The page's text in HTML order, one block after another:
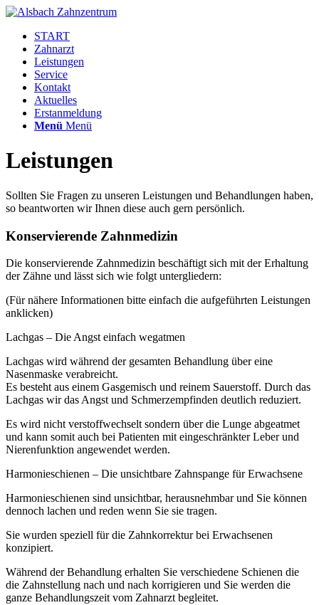
START
Zahnarzt
Leistungen
Service
Kontakt
Aktuelles
Erstanmeldung
Menü Menü
Leistungen
Sollten Sie Fragen zu unseren Leistungen und Behandlungen haben,
so beantworten wir Ihnen diese auch gern persönlich.
Konservierende Zahnmedizin
Die konservierende Zahnmedizin beschäftigt sich mit der Erhaltung
der Zähne und lässt sich wie folgt untergliedern:
(Für nähere Informationen bitte einfach die aufgeführten Leistungen
anklicken)
Lachgas – Die Angst einfach wegatmen
Lachgas wird während der gesamten Behandlung über eine
Nasenmaske verabreicht.
Es besteht aus einem Gasgemisch und reinem Sauerstoff. Durch das
Lachgas wir das Angst und Schmerzempfinden deutlich reduziert.
Es wird nicht verstoffwechselt sondern über die Lunge abgeatmet
und kann somit auch bei Patienten mit eingeschränkter Leber und
Nierenfunktion angewendet werden.
Harmonieschienen – Die unsichtbare Zahnspange für Erwachsene
Harmonieschienen sind unsichtbar, herausnehmbar und Sie können
dennoch lachen und reden wenn Sie sie tragen.
Sie wurden speziell für die Zahnkorrektur bei Erwachsenen
konzipiert.
Während der Behandlung erhalten Sie verschiedene Schienen die
die Zahnstellung nach und nach korrigieren und Sie werden die
ganze Behandlungszeit vom Zahnarzt begleitet.